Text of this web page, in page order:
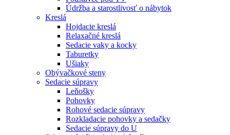
Údržba a starostlivosť o nábytok
Kreslá
Hojdacie kreslá
Relaxačné kreslá
Sedacie vaky a kocky
Taburetky
Ušiaky
Obývačkové steny
Sedacie súpravy
Leňošky
Pohovky
Rohové sedacie súpravy
Rozkladacie pohovky a sedačky
Sedacie súpravy do U